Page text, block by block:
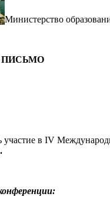
Министерство
в IV